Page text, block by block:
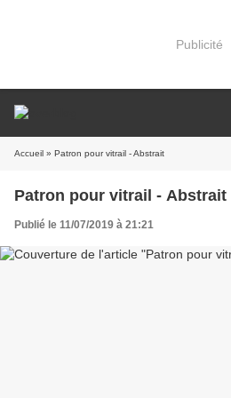
Publicité
Accueil » Patron pour vitrail - Abstrait
Patron pour vitrail - Abstrait
Publié le 11/07/2019 à 21:21